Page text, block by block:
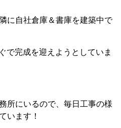
に自社倉庫＆書庫を建築中で
で完成を迎えようとしていま
所にいるので、毎日工事の様
います！